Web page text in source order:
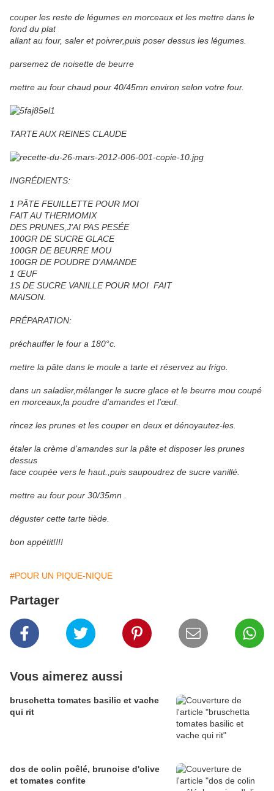
couper les reste de légumes en morceaux et les mettre dans le
fond du plat
allant au four, saler et poivrer,puis poser dessus les légumes.
parsemez de noisette de beurre
mettre au four chaud pour 40/45mn environ selon votre four.
TARTE AUX REINES CLAUDE
INGRÉDIENTS:
1 PÂTE FEUILLETTE POUR MOI
FAIT AU THERMOMIX
DES PRUNES,J'AI PAS PESÉE
100GR DE SUCRE GLACE
100GR DE BEURRE MOU
100GR DE POUDRE D'AMANDE
1 ŒUF
1S DE SUCRE VANILLE POUR MOI FAIT
MAISON.
PRÉPARATION:
préchauffer le four a 180°c.
mettre la pâte dans le moule a tarte et réservez au frigo.
dans un saladier,mélanger le sucre glace et le beurre mou coupé
en morceaux,la poudre d'amandes et l’œuf.
rincez les prunes et les couper en deux et dénoyautez-les.
étaler la crème d'amandes sur la pâte et disposer les prunes
dessus
face coupée vers le haut.,puis saupoudrez de sucre vanillé.
mettre au four pour 30/35mn .
déguster cette tarte tiède.
bon appétit!!!!
#POUR UN PIQUE-NIQUE
Partager
Vous aimerez aussi
bruschetta tomates basilic et vache
qui rit
dos de colin poêlé, brunoise d'olive
et tomates confite